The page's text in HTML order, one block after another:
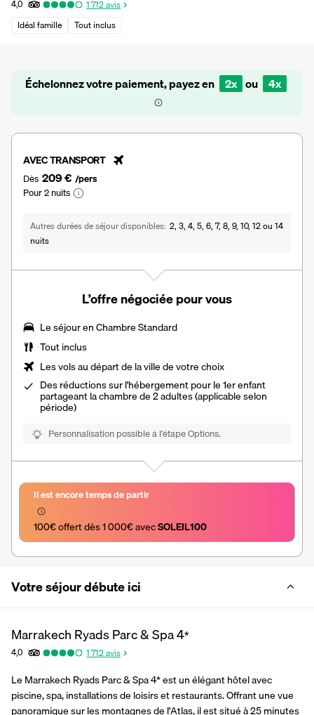
4,0 1 712avis
Idéal famille
Tout inclus
Échelonnez votre paiement, payez en 2x ou 4x
AVEC TRANSPORT
Dès 209 € /pers
Pour 2 nuits
Autres durées de séjour disponibles 2, 3, 4, 5, 6, 7, 8, 9, 10, 12 ou 14
nuits
L’offre négociée pour vous
Le séjour en Chambre Standard
Tout inclus
Les vols au départ de la ville de votre choix
Des réductions sur l'hébergement pour le 1er enfant
partageant la chambre de 2 adultes (applicable selon
période)
Personnalisation possible à l’étape Options.
Il est encore temps de partir
100€ offert dès 1 000€ avec SOLEIL100
Votre séjour débute ici
Marrakech Ryads Parc & Spa4*
4,0 1 712avis
Le Marrakech Ryads Parc & Spa 4* est un élégant hôtel avec
piscine, spa, installations de loisirs et restaurants. Offrant une vue
panoramique sur les montagnes de l'Atlas, il est situé à 25 minutes